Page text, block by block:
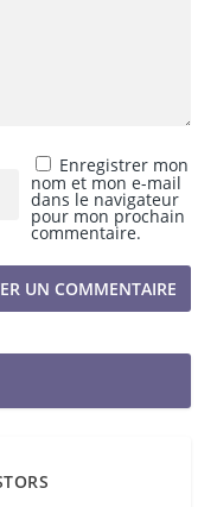
Enregistrer mon
nom et mon e-mail
dans le navigateur
pour mon prochain
commentaire.